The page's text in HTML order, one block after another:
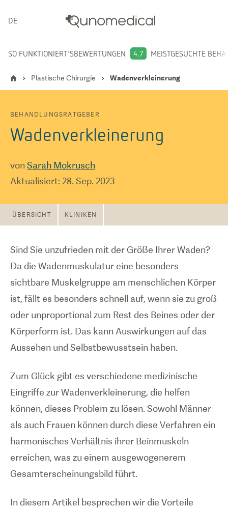
DEUTSCH
SO FUNKTIONIERT'SBEWERTUNGEN 4.7 MEISTGESUCHTE
Plastische Chirurgie Wadenverkleinerung
BEHANDLUNGSRATGEBER
Wadenverkleinerung
vonSarah Mokrusch
Aktualisiert: 28. Sep. 2023
ÜBERSICHT KLINIKEN
Sind Sie unzufrieden mit der Größe Ihrer Waden?
Da die Wadenmuskulatur eine besonders
sichtbare Muskelgruppe am menschlichen Körper
ist, fällt es besonders schnell auf, wenn sie zu groß
oder unproportional zum Rest des Beines oder der
Körperform ist. Das kann Auswirkungen auf das
Aussehen und Selbstbewusstsein haben.
Zum Glück gibt es verschiedene medizinische
Eingriffe zur Wadenverkleinerung, die helfen
können, dieses Problem zu lösen. Sowohl Männer
als auch Frauen können durch diese Verfahren ein
harmonisches Verhältnis ihrer Beinmuskeln
erreichen, was zu einem ausgewogenerem
Gesamterscheinungsbild führt.
In diesem Artikel besprechen wir die Vorteile